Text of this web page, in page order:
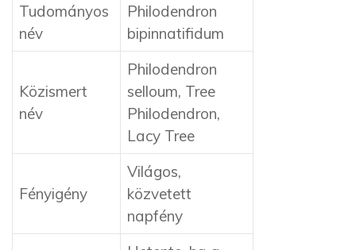
Tudományos
név
Philodendron
bipinnatifidum
Közismert
név
Philodendron
selloum, Tree
Philodendron,
Lacy Tree
Fényigény
Világos,
közvetett
napfény